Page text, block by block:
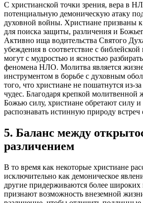
С христианской точки зрения, вера в
потенциальную демоническую атаку
духовной войны. Христиане призваны
для поиска защиты, различения и
Активно ища водительства Святого
убеждения в соответствие с
могут с мудростью и ясностью
феномена НЛО. Молитва является
инструментом в борьбе с духовным
того, что христиане не пошатнутся из-
чудес. Благодаря крепкой
Божью силу, христиане обретают силу
распознавать истинную природу
5. Баланс между
различением
В то время как некоторые христиане
исключительно как демоническое
другие придерживаются более широких
признают возможность внеземной